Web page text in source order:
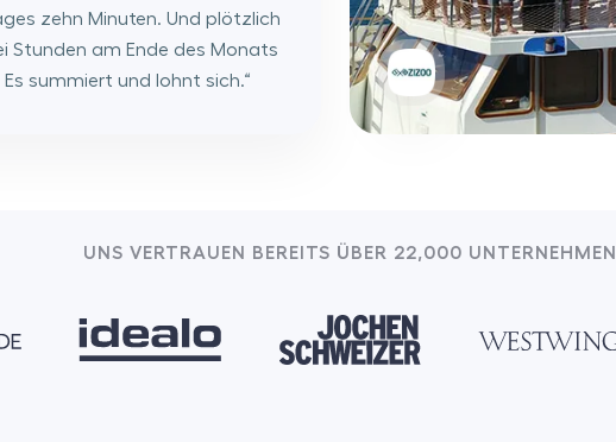
zehn Minuten. Und plötzlich
Stunden am Ende des Monats
summiert und lohnt sich.“
UNS VERTRAUEN BEREITS ÜBER 22,000 UNTERNEHMEN